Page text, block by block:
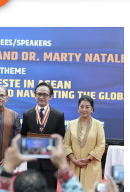
keyboard_arrow_down